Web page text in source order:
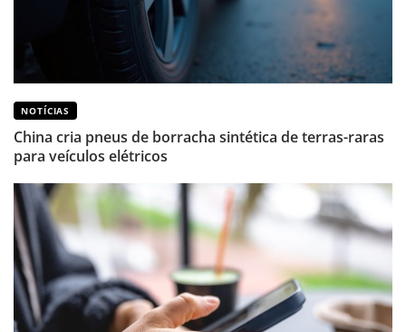
NOTÍCIAS
China cria pneus de borracha sintética de terras-raras
para veículos elétricos